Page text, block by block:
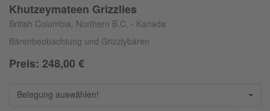
Khutzeymateen Grizzlies
British Columbia, Northern B.C. - Kanada
Bärenbeobachtung und Grizzlybären
Preis: 248,00 €
Belegung auswählen!